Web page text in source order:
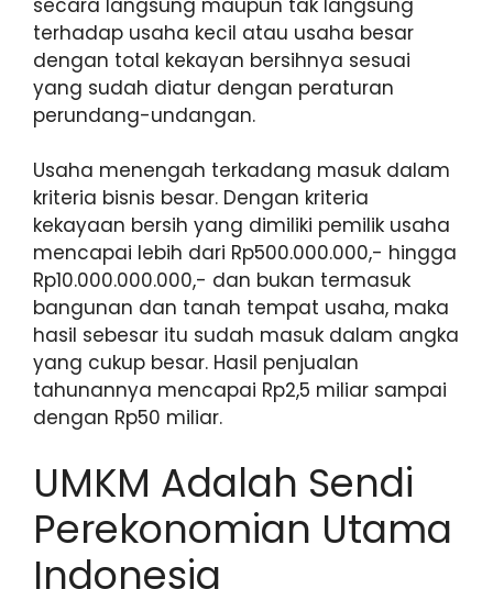
secara langsung maupun tak langsung
terhadap usaha kecil atau usaha besar
dengan total kekayan bersihnya sesuai
yang sudah diatur dengan peraturan
perundang-undangan.
Usaha menengah terkadang masuk dalam
kriteria bisnis besar. Dengan kriteria
kekayaan bersih yang dimiliki pemilik usaha
mencapai lebih dari Rp500.000.000,- hingga
Rp10.000.000.000,- dan bukan termasuk
bangunan dan tanah tempat usaha, maka
hasil sebesar itu sudah masuk dalam angka
yang cukup besar. Hasil penjualan
tahunannya mencapai Rp2,5 miliar sampai
dengan Rp50 miliar.
UMKM Adalah Sendi
Perekonomian Utama
Indonesia